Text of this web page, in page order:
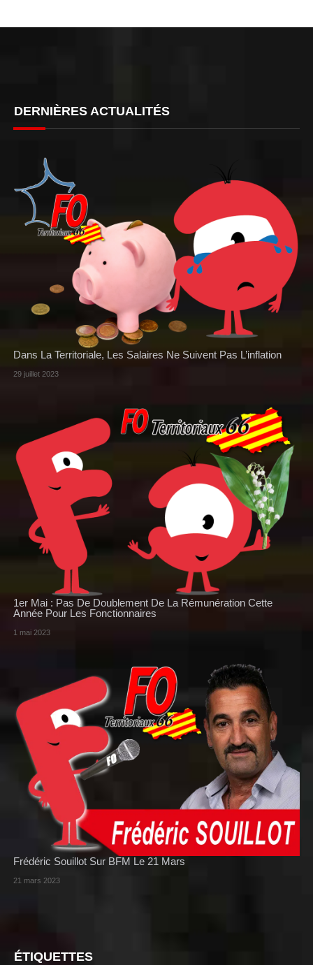
DERNIÈRES ACTUALITÉS
Dans La Territoriale, Les Salaires Ne Suivent Pas L’inflation
29 juillet 2023
1er Mai : Pas De Doublement De La Rémunération Cette
Année Pour Les Fonctionnaires
1 mai 2023
Frédéric Souillot Sur BFM Le 21 Mars
21 mars 2023
ÉTIQUETTES